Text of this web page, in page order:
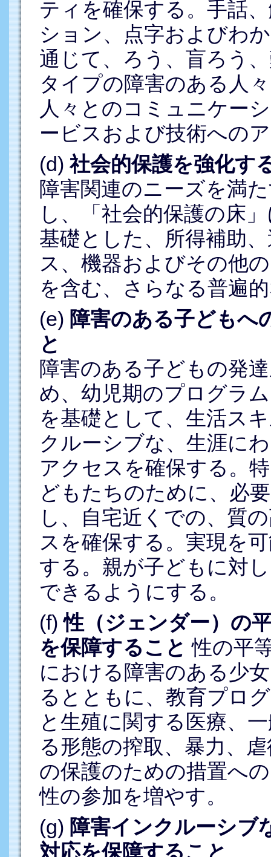
ティを確保する。手話
ション、点字およびわ
通じて、ろう、盲ろう
タイプの障害のある人
人々とのコミュニケー
ービスおよび技術への
(d)社会的保護を強化す
障害関連のニーズを満
し、「社会的保護の床
基礎とした、所得補助
ス、機器およびその他
を含む、さらなる普遍
(e) 障害のある子どもへ
と
障害のある子どもの発
め、幼児期のプログラ
を基礎として、生活ス
クルーシブな、生涯に
アクセスを確保する。
どもたちのために、必
し、自宅近くでの、質
スを確保する。実現を
する。親が子どもに対
できるようにする。
(f)性（ジェンダー）の
を保障すること 性の平
における障害のある少
るとともに、教育プロ
と生殖に関する医療、
る形態の搾取、暴力、
の保護のための措置へ
性の参加を増やす。
(g) 障害インクルーシブ
対応を保障すること